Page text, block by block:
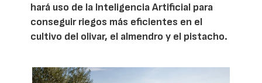
hará uso de la Inteligencia Artificial para
conseguir riegos más eficientes en el
cultivo del olivar, el almendro y el pistacho.